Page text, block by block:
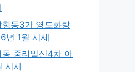
동3가 영도화랑
년 1월 시세
중리일신4차 아
시세